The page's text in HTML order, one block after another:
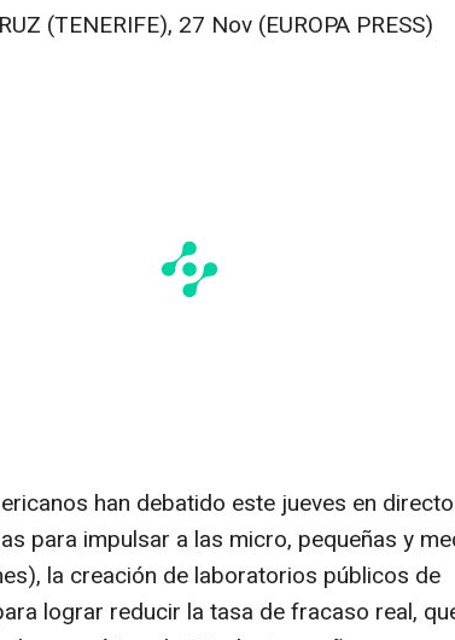
(TENERIFE), 27 Nov (EUROPA PRESS)
han debatido este jueves en
para impulsar a las micro, pequeñas y
la creación de laboratorios públicos de
lograr reducir la tasa de fracaso real,